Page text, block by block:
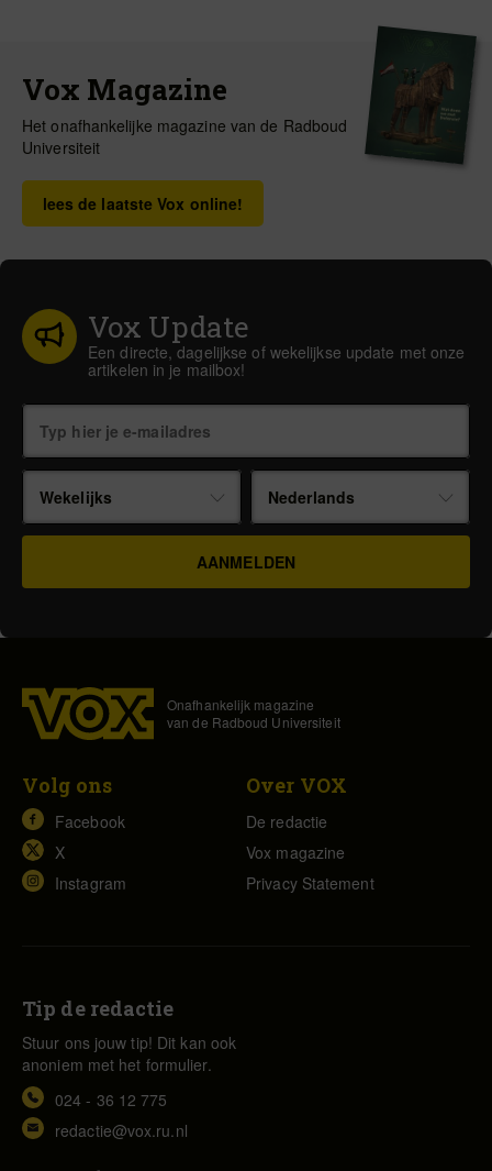
Vox Magazine
Het onafhankelijke magazine van de Radboud
Universiteit
lees de laatste Vox online!
Vox Update
Een directe, dagelijkse of wekelijkse update met onze
artikelen in je mailbox!
Wekelijks Nederlands
Onafhankelijk magazine
van de Radboud Universiteit
Volg ons
Facebook
X
Instagram
Over VOX
De redactie
Vox magazine
Privacy Statement
Tip de redactie
Stuur ons jouw tip! Dit kan ook
anoniem met het formulier.
024 - 36 12 775
redactie@vox.ru.nl